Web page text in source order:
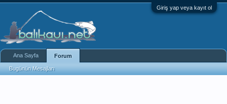
Giriş yap veya kayıt ol
Ana Sayfa Forum
Bugünün Mesajları